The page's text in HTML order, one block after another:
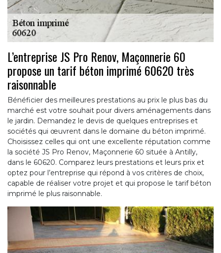
L’entreprise JS Pro Renov, Maçonnerie 60
propose un tarif béton imprimé 60620 très
raisonnable
Bénéficier des meilleures prestations au prix le plus bas du
marché est votre souhait pour divers aménagements dans
le jardin. Demandez le devis de quelques entreprises et
sociétés qui œuvrent dans le domaine du béton imprimé.
Choisissez celles qui ont une excellente réputation comme
la société JS Pro Renov, Maçonnerie 60 située à Antilly,
dans le 60620. Comparez leurs prestations et leurs prix et
optez pour l’entreprise qui répond à vos critères de choix,
capable de réaliser votre projet et qui propose le tarif béton
imprimé le plus raisonnable.